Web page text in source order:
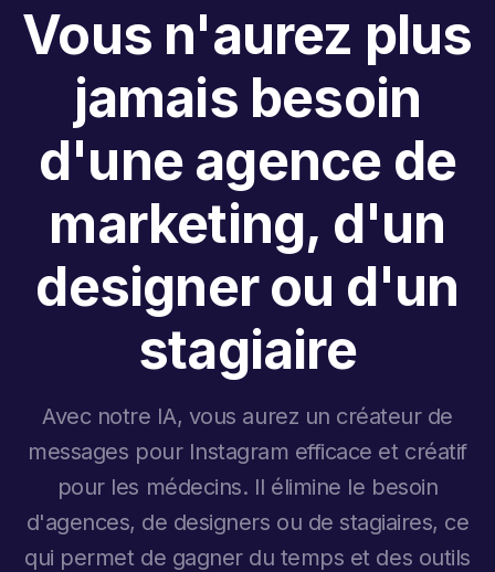
Vous n'aurez plus
jamais besoin
d'une agence de
marketing, d'un
designer ou d'un
stagiaire
Avec notre IA, vous aurez un créateur de
messages pour Instagram efficace et créatif
pour les médecins. Il élimine le besoin
d'agences, de designers ou de stagiaires, ce
qui permet de gagner du temps et des outils